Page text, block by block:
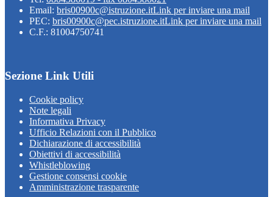
Email: bris00900c@istruzione.itLink per inviare una mail
PEC: bris00900c@pec.istruzione.itLink per inviare una mail
C.F.: 81004750741
Sezione Link Utili
Cookie policy
Note legali
Informativa Privacy
Ufficio Relazioni con il Pubblico
Dichiarazione di accessibilità
Obiettivi di accessibilità
Whistleblowing
Gestione consensi cookie
Amministrazione trasparente